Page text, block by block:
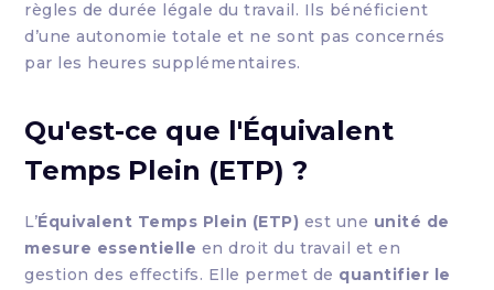
règles de durée légale du travail. Ils bénéficient
d’une autonomie totale et ne sont pas concernés
par les heures supplémentaires.
Qu'est-ce que l'Équivalent
Temps Plein (ETP) ?
L’Équivalent Temps Plein (ETP) est une unité de
mesure essentielle en droit du travail et en
gestion des effectifs. Elle permet de quantifier le